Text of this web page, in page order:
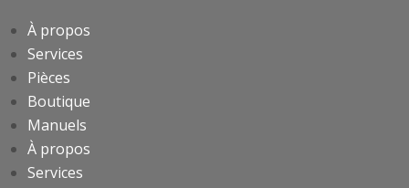
À propos
Services
Pièces
Boutique
Manuels
À propos
Services